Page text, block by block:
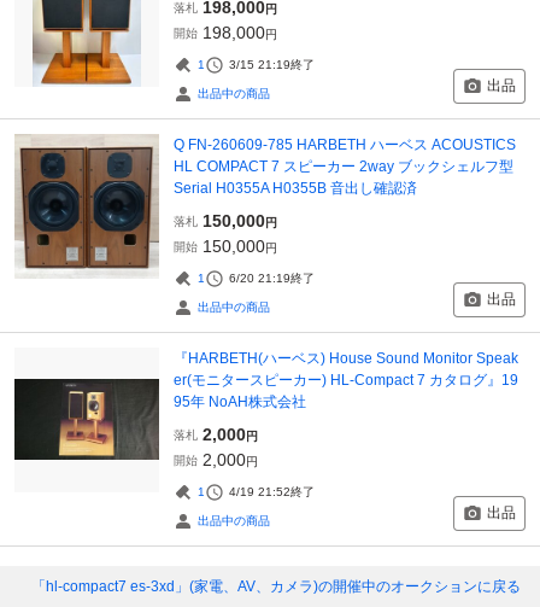
落札 198,000円
開始 198,000円
1 3/15 21:19終了
出品中の商品 出品
Q FN-260609-785 HARBETH ハーベス ACOUSTICS
HL COMPACT 7 スピーカー 2way ブックシェルフ型
Serial H0355A H0355B 音出し確認済
落札 150,000円
開始 150,000円
1 6/20 21:19終了
出品中の商品 出品
『HARBETH(ハーベス) House Sound Monitor Speak
er(モニタースピーカー) HL-Compact 7 カタログ』19
95年 NoAH株式会社
落札 2,000円
開始 2,000円
1 4/19 21:52終了
出品中の商品 出品
「hl-compact7 es-3xd」(家電、AV、カメラ)の開催中のオークションに戻る